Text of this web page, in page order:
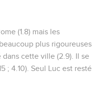
(1.8) mais les
plus rigoureuses
cette ville (2.9). Il se
; 4.10). Seul Luc est resté